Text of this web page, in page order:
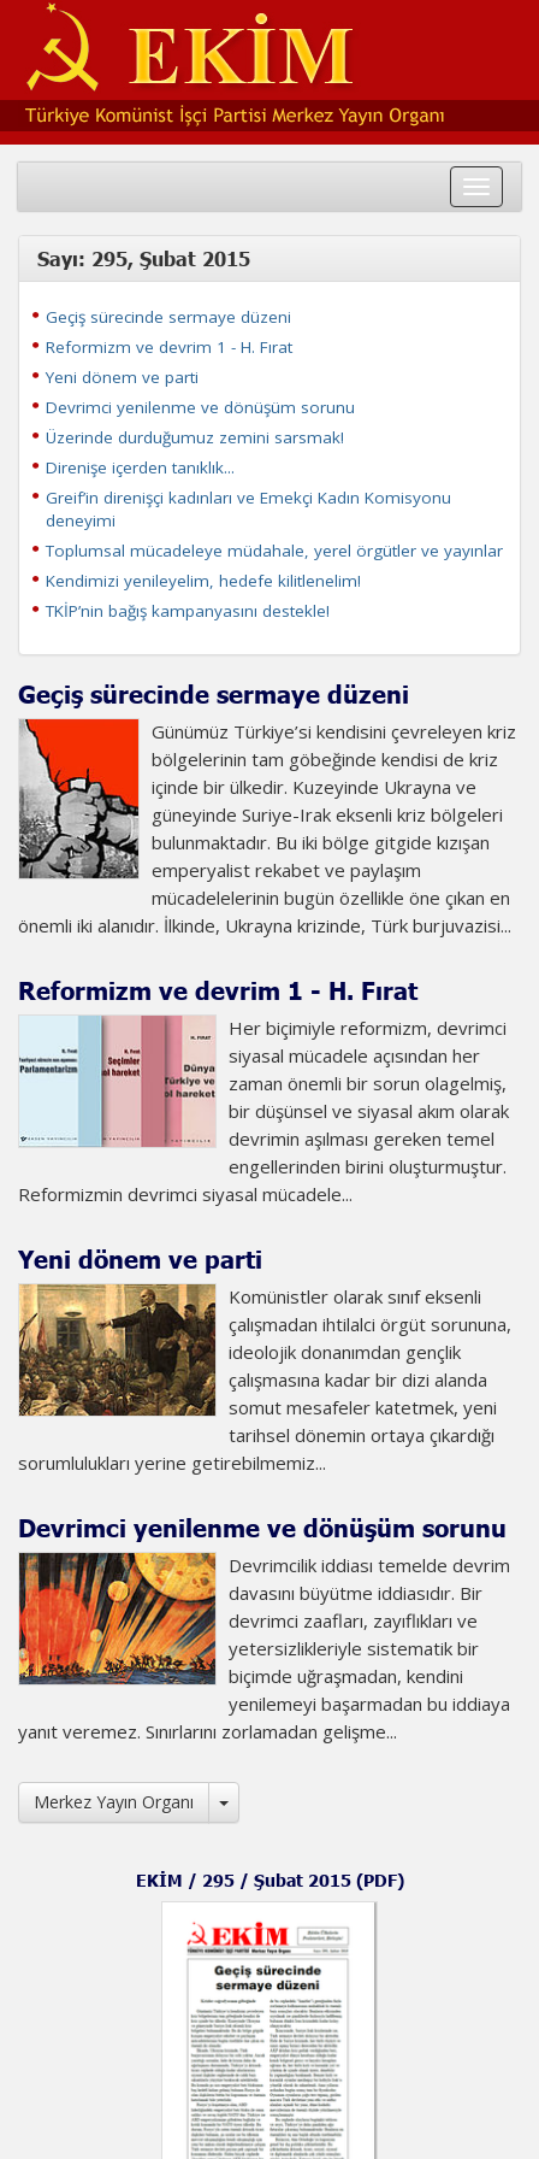
Toggle
Sayı: 295, Şubat 2015
Geçiş sürecinde sermaye düzeni
Reformizm ve devrim 1 - H. Fırat
Yeni dönem ve parti
Devrimci yenilenme ve dönüşüm sorunu
Üzerinde durduğumuz zemini sarsmak!
Direnişe içerden tanıklık...
Greif’in direnişçi kadınları ve Emekçi Kadın Komisyonu
deneyimi
Toplumsal mücadeleye müdahale, yerel örgütler ve yayınlar
Kendimizi yenileyelim, hedefe kilitlenelim!
TKİP’nin bağış kampanyasını destekle!
Geçiş sürecinde sermaye düzeni
Günümüz Türkiye’si kendisini çevreleyen kriz
bölgelerinin tam göbeğinde kendisi de kriz
içinde bir ülkedir. Kuzeyinde Ukrayna ve
güneyinde Suriye-Irak eksenli kriz bölgeleri
bulunmaktadır. Bu iki bölge gitgide kızışan
emperyalist rekabet ve paylaşım
mücadelelerinin bugün özellikle öne çıkan en
önemli iki alanıdır. İlkinde, Ukrayna krizinde, Türk burjuvazisi...
Reformizm ve devrim 1 - H. Fırat
Her biçimiyle reformizm, devrimci
siyasal mücadele açısından her
zaman önemli bir sorun olagelmiş,
bir düşünsel ve siyasal akım olarak
devrimin aşılması gereken temel
engellerinden birini oluşturmuştur.
Reformizmin devrimci siyasal mücadele...
Yeni dönem ve parti
Komünistler olarak sınıf eksenli
çalışmadan ihtilalci örgüt sorununa,
ideolojik donanımdan gençlik
çalışmasına kadar bir dizi alanda
somut mesafeler katetmek, yeni
tarihsel dönemin ortaya çıkardığı
sorumlulukları yerine getirebilmemiz...
Devrimci yenilenme ve dönüşüm sorunu
Devrimcilik iddiası temelde devrim
davasını büyütme iddiasıdır. Bir
devrimci zaafları, zayıflıkları ve
yetersizlikleriyle sistematik bir
biçimde uğraşmadan, kendini
yenilemeyi başarmadan bu iddiaya
yanıt veremez. Sınırlarını zorlamadan gelişme...
Merkez Yayın Organı Toggle Dropdown
EKİM / 295 / Şubat 2015 (PDF)